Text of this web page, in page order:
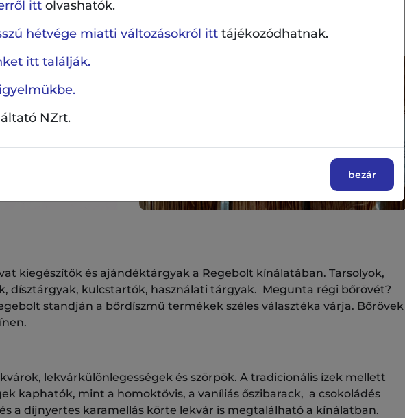
5 féle ízben kaphatók.
kiegészítők és ajándéktárgyak a Regebolt kínálatában. Tarsolyok,
dísztárgyak, kulcstartók, használati tárgyak. Megunta régi bőrövét?
standján a bőrdíszmű termékek széles választéka várja. Bőrövek
lekvárkülönlegességek és szörpök. A tradicionális ízek mellett
kaphatók, mint a homoktövis, a vaníliás őszibarack, a csokoládés
a díjnyertes karamellás körte lekvár is megtalálható a kínálatban.
itt olvashatók.
hétvége miatti változásokról itt tájékozódhatnak.
itt találják.
NZrt.
bezár